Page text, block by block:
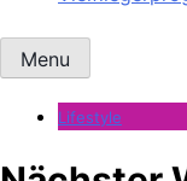
Menu
Lifestyle